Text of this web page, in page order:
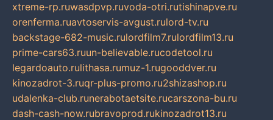
xtreme-rp.ruwasdpvp.ruvoda-otri.rutishinapve.ru
orenferma.ruavtoservis-avgust.rulord-tv.ru
backstage-682-music.rulordfilm7.rulordfilm13.ru
prime-cars63.ruun-believable.rucodetool.ru
legardoauto.rulithasa.rumuz-1.rugooddver.ru
kinozadrot-3.ruqr-plus-promo.ru2shizashop.ru
udalenka-club.runerabotaetsite.rucarszona-bu.ru
dash-cash-now.rubravoprod.rukinozadrot13.ru